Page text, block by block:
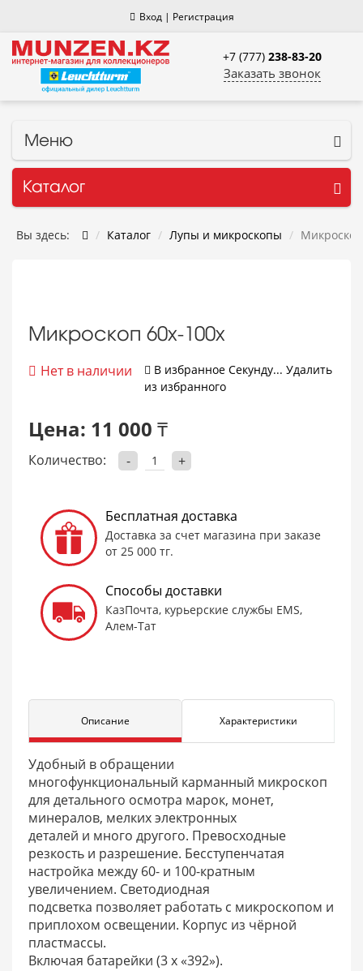
Вход| Регистрация
+7 (777) 238-83-20
Заказать звонок
Меню
Каталог
Вы здесь: Каталог Лупы и микроскопы
Микроскоп 60x-100x
Нет в наличии В избранное Cекунду... Удалить
из избранного
Цена: 11 000 ₸
Количество: - +
Бесплатная доставка
Доставка за счет магазина при заказе
от 25 000 тг.
Способы доставки
КазПочта, курьерские службы EMS,
Алем-Тат
Описание Характеристики
Удобный в обращении
многофункциональный карманный микроскоп
для детального осмотра марок, монет,
минералов, мелких электронных
деталей и много другого. Превосходные
резкость и разрешение. Бесступенчатая
настройка между 60- и 100-кратным
увеличением. Светодиодная
подсветка позволяет работать с микроскопом и
приплохом освещении. Корпус из чёрной
пластмассы.
Включая батарейки (3 х «392»).